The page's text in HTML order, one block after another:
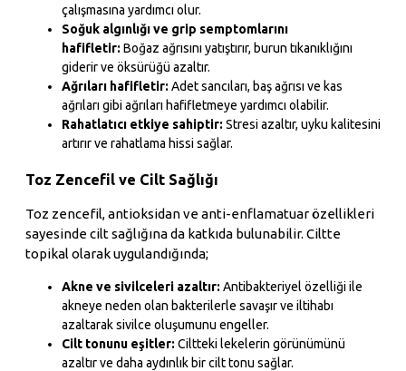
çalışmasına yardımcı olur.
Soğuk algınlığı ve grip semptomlarını
hafifletir: Boğaz ağrısını yatıştırır, burun tıkanıklığını
giderir ve öksürüğü azaltır.
Ağrıları hafifletir: Adet sancıları, baş ağrısı ve kas
ağrıları gibi ağrıları hafifletmeye yardımcı olabilir.
Rahatlatıcı etkiye sahiptir: Stresi azaltır, uyku kalitesini
artırır ve rahatlama hissi sağlar.
Toz Zencefil ve Cilt Sağlığı
Toz zencefil, antioksidan ve anti-enflamatuar özellikleri
sayesinde cilt sağlığına da katkıda bulunabilir. Ciltte
topikal olarak uygulandığında;
Akne ve sivilceleri azaltır: Antibakteriyel özelliği ile
akneye neden olan bakterilerle savaşır ve iltihabı
azaltarak sivilce oluşumunu engeller.
Cilt tonunu eşitler: Ciltteki lekelerin görünümünü
azaltır ve daha aydınlık bir cilt tonu sağlar.